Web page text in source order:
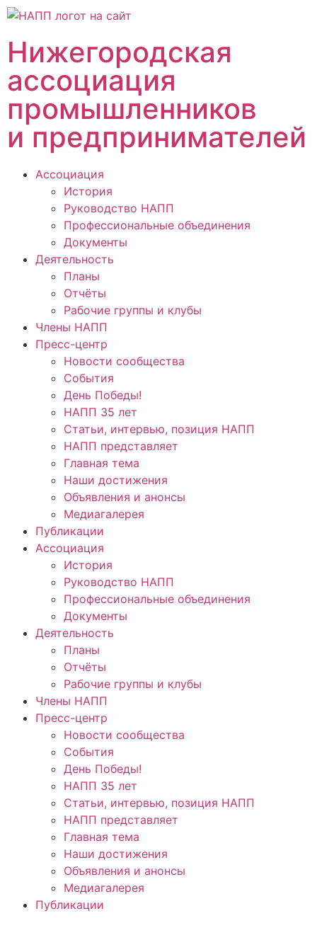
Нижегородская
ассоциация
промышленников
и предпринимателей
Ассоциация
История
Руководство НАПП
Профессиональные объединения
Документы
Деятельность
Планы
Отчёты
Рабочие группы и клубы
Члены НАПП
Пресс-центр
Новости сообщества
События
День Победы!
НАПП 35 лет
Статьи, интервью, позиция НАПП
НАПП представляет
Главная тема
Наши достижения
Объявления и анонсы
Медиагалерея
Публикации
Ассоциация
История
Руководство НАПП
Профессиональные объединения
Документы
Деятельность
Планы
Отчёты
Рабочие группы и клубы
Члены НАПП
Пресс-центр
Новости сообщества
События
День Победы!
НАПП 35 лет
Статьи, интервью, позиция НАПП
НАПП представляет
Главная тема
Наши достижения
Объявления и анонсы
Медиагалерея
Публикации